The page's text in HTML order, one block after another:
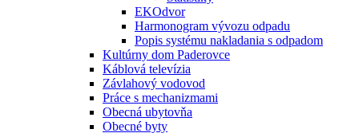
EKOdvor
Harmonogram vývozu odpadu
Popis systému nakladania s odpadom
Kultúrny dom Paderovce
Káblová televízia
Závlahový vodovod
Práce s mechanizmami
Obecná ubytovňa
Obecné byty